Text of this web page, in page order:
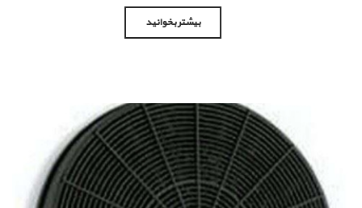
بیشتر بخوانید